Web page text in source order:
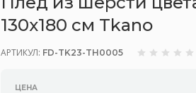
130х180 см Tkano
АРТИКУЛ: FD-TK23-TH0005
ЦЕНА